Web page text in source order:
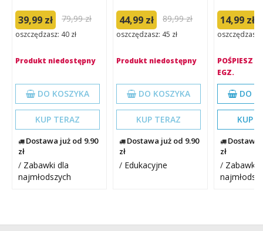
39,99 zł 79,99 zł
oszczędzasz: 40 zł
Produkt niedostępny
DO KOSZYKA
KUP TERAZ
Dostawa już od 9.90
zł
/ Zabawki dla
najmłodszych
44,99 zł 89,99 zł
oszczędzasz: 45 zł
Produkt niedostępny
DO KOSZYKA
KUP TERAZ
Dostawa już od 9.90
zł
/ Edukacyjne
14,99 zł
oszczędzasz:
POŚPIESZ
EGZ.
DO
KUP
Dostawa
zł
/ Zabawki